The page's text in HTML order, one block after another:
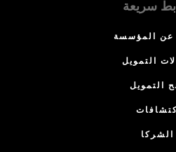
سريعة
عن المؤسسة
التمويل
التمويل
كتشافات
الشركا